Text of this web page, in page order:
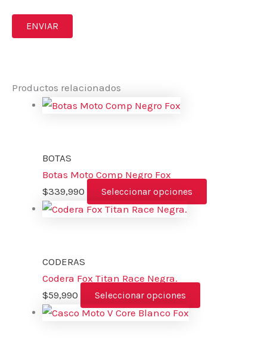
Productos relacionados
BOTAS
Botas Moto Comp Negro Fox
$339,990 Seleccionar opciones
CODERAS
Codera Fox Titan Race Negra.
$59,990 Seleccionar opciones